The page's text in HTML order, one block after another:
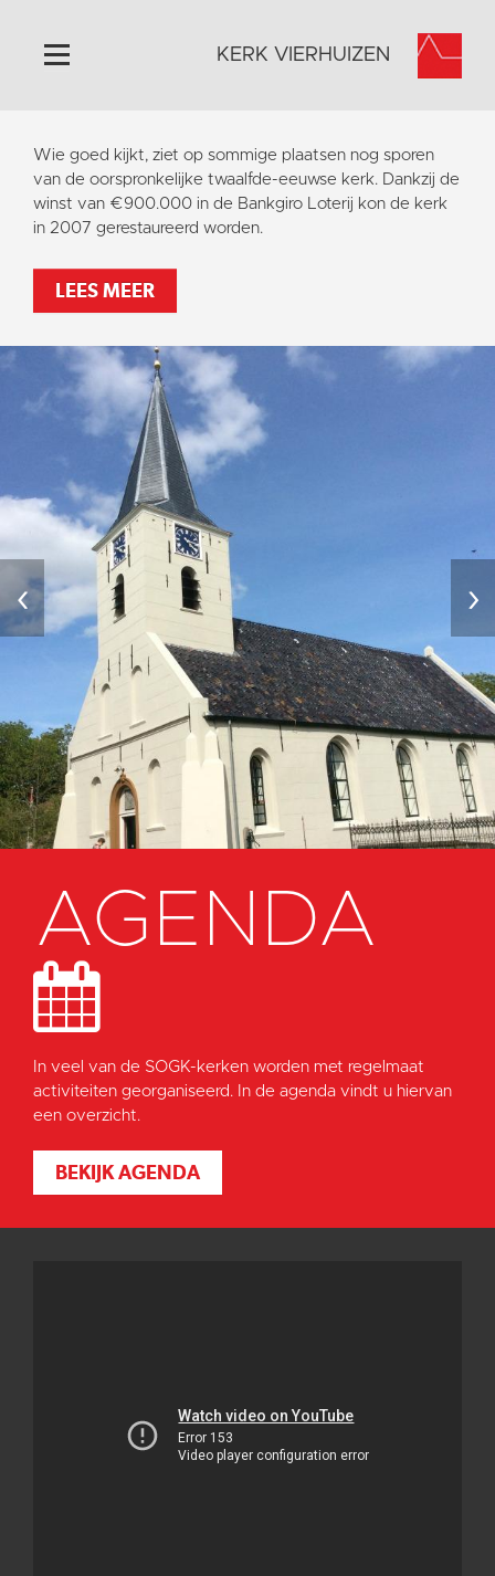
Home
Algemeen
Historie
Activiteiten
Contact
Vaktaal
KERK VIERHUIZEN
Wie goed kijkt, ziet op sommige plaatsen nog sporen
van de oorspronkelijke twaalfde-eeuwse kerk. Dankzij de
winst van €900.000 in de Bankgiro Loterij kon de kerk
in 2007 gerestaureerd worden.
LEES MEER
‹ ›
AGENDA
In veel van de SOGK-kerken worden met regelmaat
activiteiten georganiseerd. In de agenda vindt u hiervan
een overzicht.
BEKIJK AGENDA